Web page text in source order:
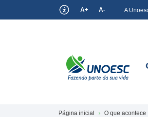
A+ A- A
Página inicial O que acontece